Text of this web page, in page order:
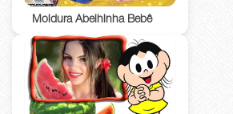
Moldura Abelhinha Bebê